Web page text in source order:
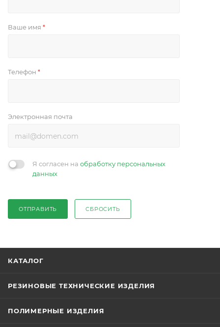
Ваше имя *
Телефон *
Электронная почта
Я согласен на обработку персональных
данных
ОТПРАВИТЬ СБРОСИТЬ
КАТАЛОГ
РЕЗИНОВЫЕ ТЕХНИЧЕСКИЕ ИЗДЕЛИЯ
ПОЛИМЕРНЫЕ ИЗДЕЛИЯ